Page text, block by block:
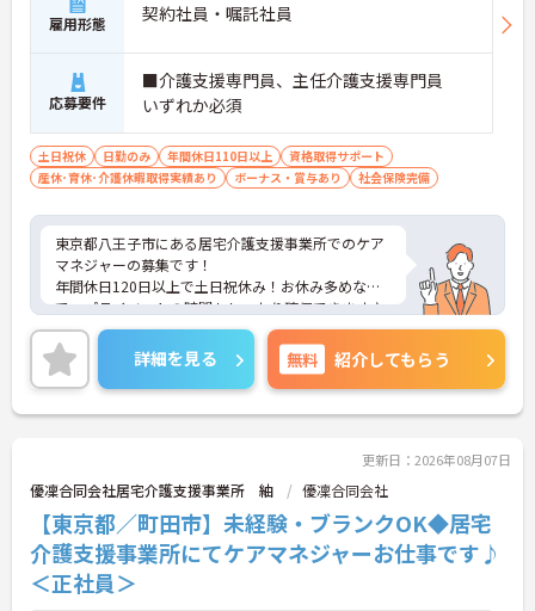
雇用形態 契約社員・嘱託社員
応募要件
■介護支援専門員、主任介護支援専門員
いずれか必須
土日祝休 日勤のみ 年間休日110日以上
資格取得サポート
産休･育休･介護休暇取得実績あり
ボーナス・賞与あり 社会保険完備
東京都八王子市にある居宅介護支援事業所でのケア
マネジャーの募集です！
年間休日120日以上で土日祝休み！お休み多めなの
で、プライベートの時間もしっかり確保できます♪
託児所が完備されておりますので、子育て中の方も
安心してご就業頂けます。
ご興味のある方には、面接対策ポイントなど、さら
に詳細をお話しいたしますのでお気軽にご相談くだ
さい！
詳細を見る 無料 紹介してもらう
更新日：2026年08月07日
優凜合同会社居宅介護支援事業所 紬 優凜合同会社
【東京都／町田市】未経験・ブランクOK◆居宅
介護支援事業所にてケアマネジャーお仕事です♪
＜正社員＞